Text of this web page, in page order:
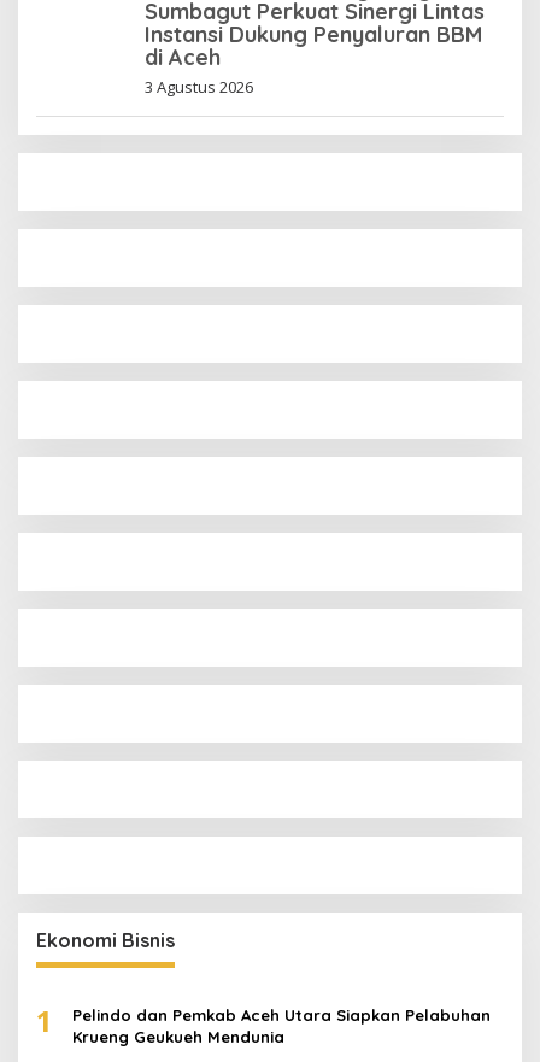
Sumbagut Perkuat Sinergi Lintas
Instansi Dukung Penyaluran BBM
di Aceh
3 Agustus 2026
Ekonomi Bisnis
1
Pelindo dan Pemkab Aceh Utara Siapkan Pelabuhan
Krueng Geukueh Mendunia